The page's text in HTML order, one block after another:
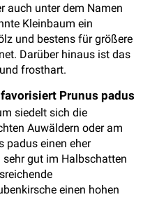
auch unter dem Namen
Kleinbaum ein
und bestens für größere
Darüber hinaus ist das
frosthart.
Prunus padus
siedelt sich die
Auwäldern oder am
padus einen eher
gut im Halbschatten
einen hohen